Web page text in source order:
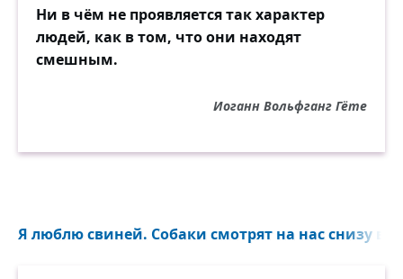
Ни в чём не проявляется так характер
людей, как в том, что они находят
смешным.
Иоганн Вольфганг Гёте
Я люблю свиней. Собаки смотрят на нас снизу